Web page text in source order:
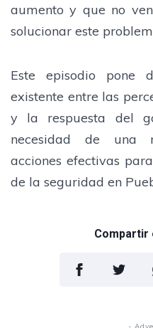
aumento y que no
solucionar este
Este episodio pone
existente entre las
y la respuesta del
necesidad de una
acciones efectivas
de la seguridad en
Compartir
-